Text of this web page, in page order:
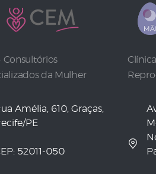
Consultórios
da Mulher
Amélia, 610, Graças,
PE
52011-050